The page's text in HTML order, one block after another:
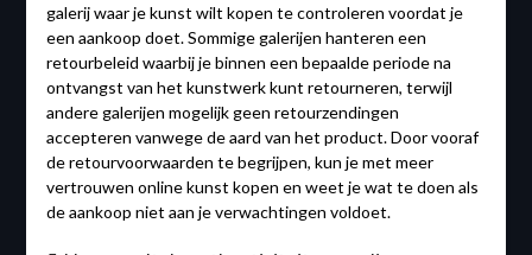
galerij waar je kunst wilt kopen te controleren voordat je
een aankoop doet. Sommige galerijen hanteren een
retourbeleid waarbij je binnen een bepaalde periode na
ontvangst van het kunstwerk kunt retourneren, terwijl
andere galerijen mogelijk geen retourzendingen
accepteren vanwege de aard van het product. Door vooraf
de retourvoorwaarden te begrijpen, kun je met meer
vertrouwen online kunst kopen en weet je wat te doen als
de aankoop niet aan je verwachtingen voldoet.